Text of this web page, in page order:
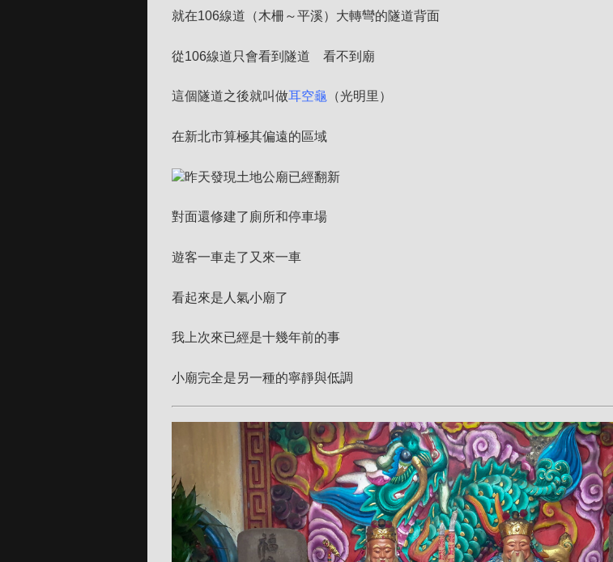
就在106線道（木柵～平溪）大轉彎的隧道背面
從106線道只會看到隧道 看不到廟
這個隧道之後就叫做耳空龜 （光明里）
在新北市算極其偏遠的區域
昨天發現土地公廟已經翻新
對面還修建了廁所和停車場
遊客一車走了又來一車
看起來是人氣小廟了
我上次來已經是十幾年前的事
小廟完全是另一種的寧靜與低調